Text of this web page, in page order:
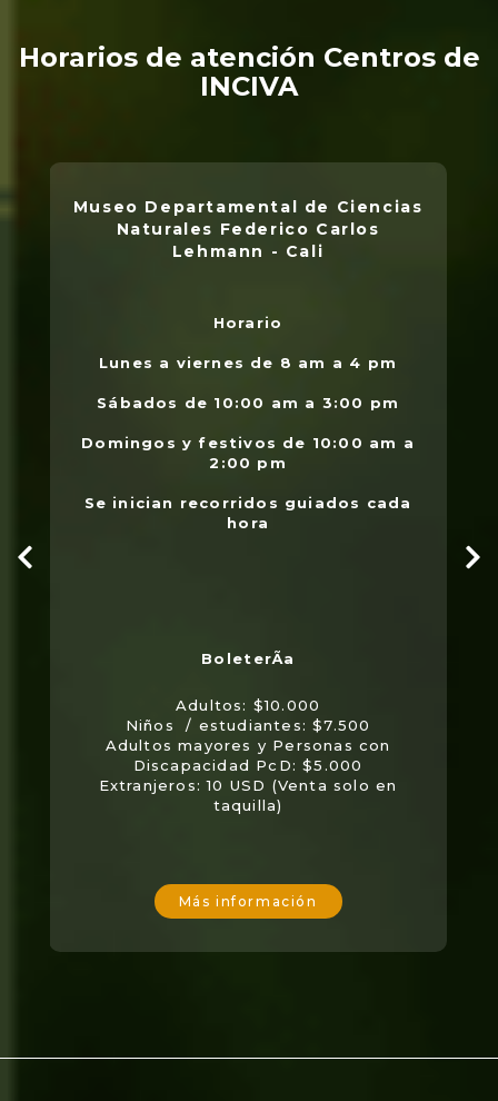
Horarios de atención Centros de
INCIVA
Museo Departamental de Ciencias
Naturales Federico Carlos
Lehmann - Cali
Horario
Lunes a viernes de 8 am a 4 pm
Sábados de 10:00 am a 3:00 pm
Domingos y festivos de 10:00 am a
2:00 pm
Se inician recorridos guiados cada
hora
Adultos: $10.000
Niños / estudiantes: $7.500
Adultos mayores y Personas con
Discapacidad PcD: $5.000
Extranjeros: 10 USD (Venta solo en
taquilla)
Más información